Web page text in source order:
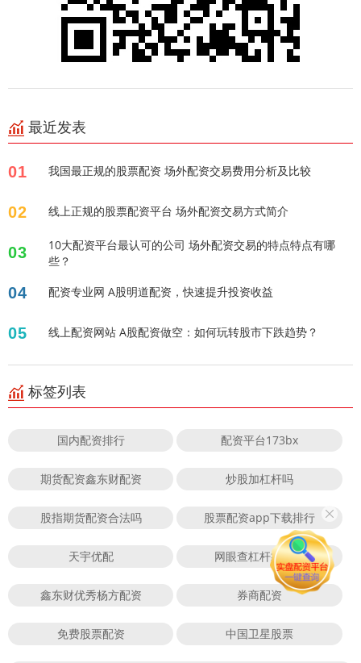
最近发表
01 我国最正规的股票配资 场外配资交易费用分析及比较
02 线上正规的股票配资平台 场外配资交易方式简介
03
10大配资平台最认可的公司 场外配资交易的特点特点有哪
些？
04 配资专业网 A股明道配资，快速提升投资收益
05 线上配资网站 A股配资做空：如何玩转股市下跌趋势？
标签列表
国内配资排行 配资平台173bx
期货配资鑫东财配资 炒股加杠杆吗
股指期货配资合法吗 股票配资app下载排行
天宇优配 网眼查杠杆靠谱吗
鑫东财优秀杨方配资 券商配资
免费股票配资 中国卫星股票